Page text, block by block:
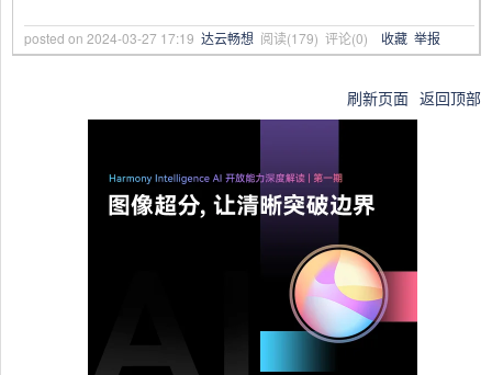
posted on 2024-03-27 17:19 达云畅想 阅读(179) 评论(0) 收藏 举报
刷新页面 返回顶部